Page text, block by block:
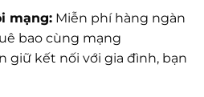
mạng:Miễn phí hàng ngàn
bao cùng mạng
giữ kết nối với gia đình, bạn